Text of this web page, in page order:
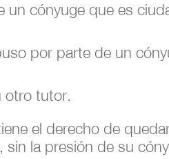
cónyuge que es
por parte de un
otro tutor.
el derecho de
la presión de su